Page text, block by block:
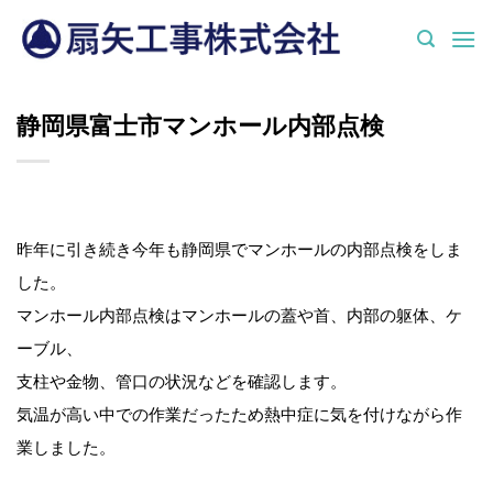
静岡県富士市マンホール内部点検
昨年に引き続き今年も静岡県でマンホールの内部点検をしま
した。
マンホール内部点検はマンホールの蓋や首、内部の躯体、ケ
ーブル、
支柱や金物、管口の状況などを確認します。
気温が高い中での作業だったため熱中症に気を付けながら作
業しました。